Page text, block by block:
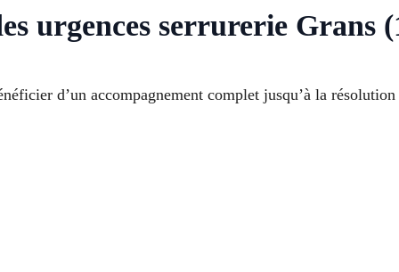
urgences serrurerie Grans
d’un accompagnement complet jusqu’à la